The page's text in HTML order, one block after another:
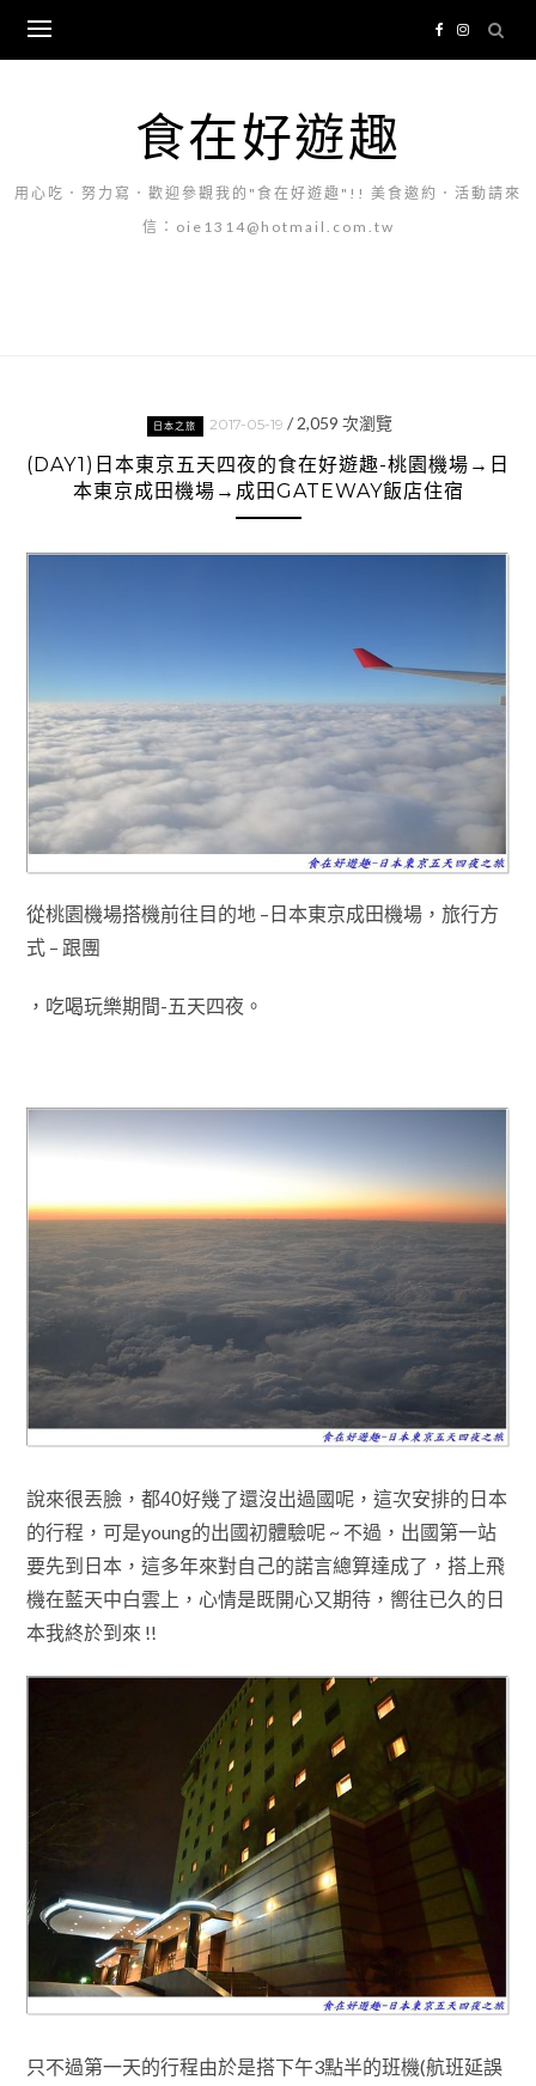
content
食在好遊趣
用心吃．努力寫．歡迎參觀我的"食在好遊趣"!! 美食邀約．活動請來
信：oie1314@hotmail.com.tw
日本之旅 2017-05-19 / 2,059 次瀏覽
(DAY1)日本東京五天四夜的食在好遊趣-桃園機場→日
本東京成田機場→成田GATEWAY飯店住宿
從桃園機場搭機前往 目的地 – 日本東京成田機場，旅行方
式 – 跟團
，吃喝玩樂期間-五天四夜 。
說來很丟臉，都40好幾了還沒出過國呢，這次安排的日本
的行程 ，可是young的出國初體驗呢 ~ 不過 ，出國第一站
要先到日本，這多年來對自己的諾言總算達成了 ， 搭上飛
機在藍天中白雲上，心情是既開心又期待，嚮往已久的日
本我終於到來 !!
只不過第一天的行程由於是搭下午3點半的班機(航班延誤